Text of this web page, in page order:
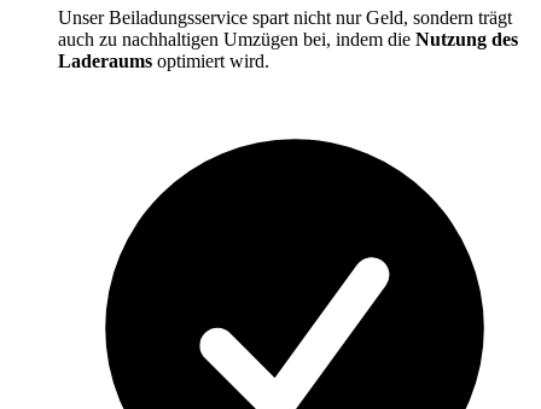
Unser Beiladungsservice spart nicht nur Geld, sondern trägt
auch zu nachhaltigen Umzügen bei, indem die Nutzung des
Laderaums optimiert wird.